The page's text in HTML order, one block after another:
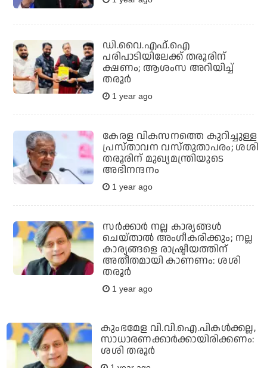
ഡി.വൈ.എഫ്.ഐ
പരിപാടിയിലേക്ക് തരൂരിന്
ക്ഷണം; ആശംസ അറിയിച്ച്
തരൂര്‍
1 year ago
കേരള വികസനത്തെ കുറിച്ചുള്ള
പ്രസ്താവന വസ്തുതാപരം; ശശി
തരൂരിന് മുഖ്യമന്ത്രിയുടെ
അഭിനന്ദനം
1 year ago
സര്‍ക്കാര്‍ നല്ല കാര്യങ്ങള്‍
ചെയ്താല്‍ അംഗീകരിക്കും; നല്ല
കാര്യങ്ങളെ രാഷ്ട്രീയത്തിന്
അതീതമായി കാണണം: ശശി
തരൂര്‍
1 year ago
കുംഭമേള വി.വി.ഐ.പികള്‍ക്കല്ല,
സാധാരണക്കാര്‍ക്കായിരിക്കണം:
ശശി തരൂര്‍